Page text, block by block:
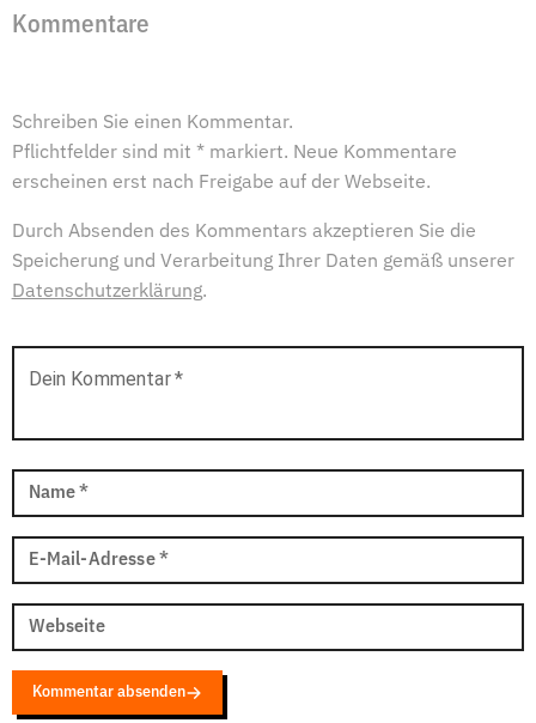
Kommentare
Schreiben Sie einen Kommentar.
Pflichtfelder sind mit * markiert. Neue Kommentare
erscheinen erst nach Freigabe auf der Webseite.
Durch Absenden des Kommentars akzeptieren Sie die
Speicherung und Verarbeitung Ihrer Daten gemäß unserer
Datenschutzerklärung.
Dein Kommentar*
Name *
E-Mail-Adresse *
Webseite
Kommentar absenden